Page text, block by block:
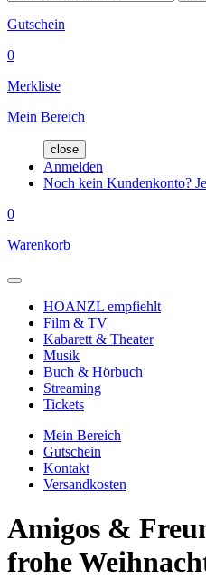
Gutschein
0
Merkliste
Mein Bereich
close
Anmelden
Noch kein Kundenkonto?
0
Warenkorb
HOANZL empfiehlt
Film & TV
Kabarett & Theater
Musik
Buch & Hörbuch
Streaming
Tickets
Mein Bereich
Gutschein
Kontakt
Versandkosten
Amigos &
frohe